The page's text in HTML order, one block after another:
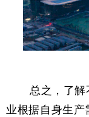
总之，了解
业根据自身生产